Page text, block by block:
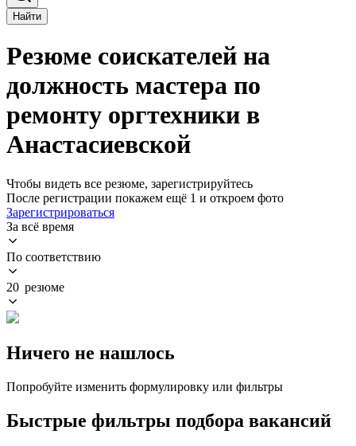
Найти
Резюме соискателей на
должность мастера по
ремонту оргтехники в
Анастасиевской
Чтобы видеть все резюме, зарегистрируйтесь
После регистрации покажем ещё 1 и откроем фото
Зарегистрироваться
За всё время
По соответствию
20 резюме
Ничего не нашлось
Попробуйте изменить формулировку или фильтры
Быстрые фильтры подбора вакансий